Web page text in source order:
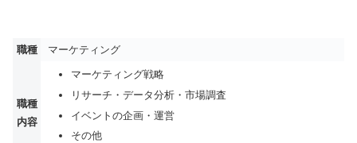
職種 マーケティング
職種
内容
マーケティング戦略
リサーチ・データ分析・市場調査
イベントの企画・運営
その他